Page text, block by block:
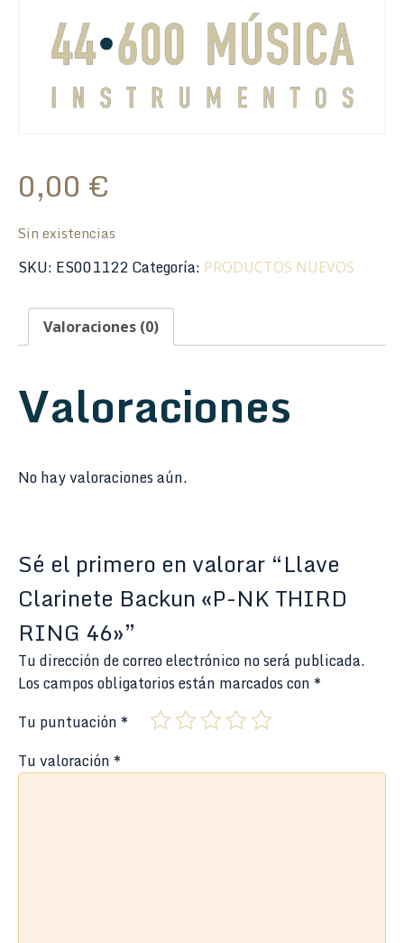
0,00 €
Sin existencias
SKU: ES001122Categoría: PRODUCTOS NUEVOS
Valoraciones (0)
Valoraciones
No hay valoraciones aún.
Sé el primero en valorar “Llave
Clarinete Backun «P-NK THIRD
RING 46»”
Tu dirección de correo electrónico no será publicada.
Los campos obligatorios están marcados con *
Tu puntuación *
Tu valoración *